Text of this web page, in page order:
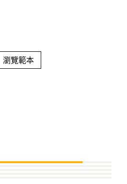
瀏覽範本